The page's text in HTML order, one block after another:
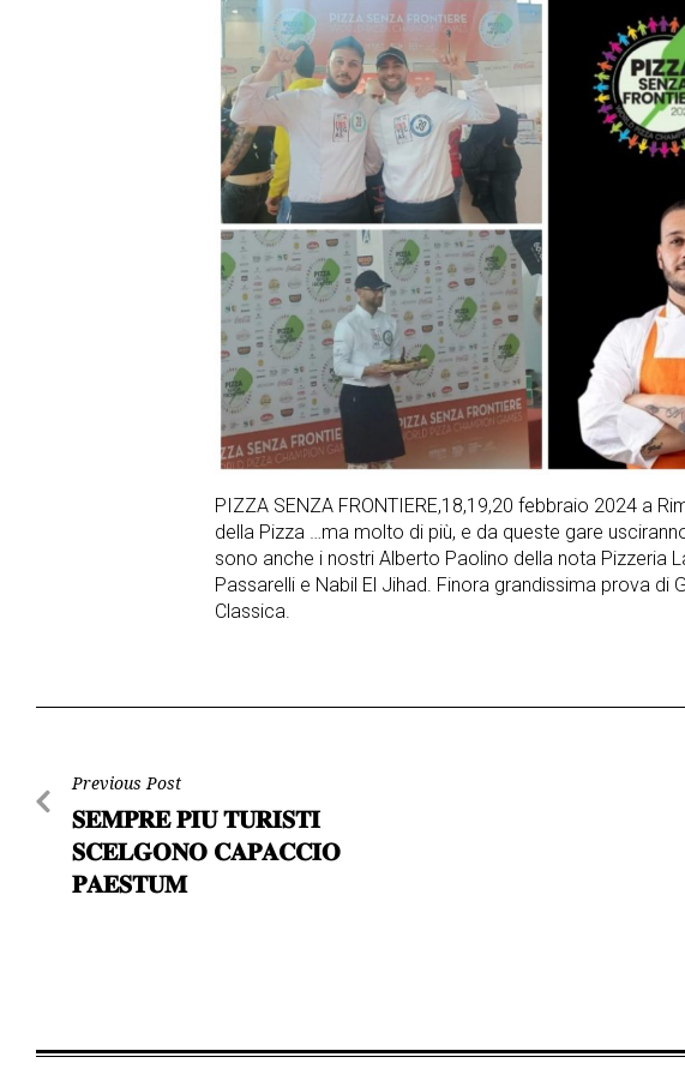
PIZZA SENZA FRONTIERE,18,19,20 febbraio 2024 a
della Pizza …ma molto di più, e da queste gare
sono anche i nostri Alberto Paolino della nota Pizzeria
Passarelli e Nabil El Jihad. Finora grandissima prova di
Classica.
Post
navigation
Previous Post
𝐒𝐄𝐌𝐏𝐑𝐄 𝐏𝐈𝐔 𝐓𝐔𝐑𝐈𝐒𝐓𝐈
𝐒𝐂𝐄𝐋𝐆𝐎𝐍𝐎 𝐂𝐀𝐏𝐀𝐂𝐂𝐈𝐎
𝐏𝐀𝐄𝐒𝐓𝐔𝐌